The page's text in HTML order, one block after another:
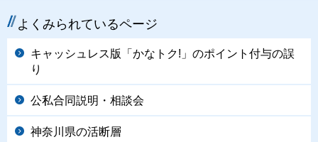
よくみられているページ
キャッシュレス版「かなトク!」のポイント付与の誤
り
公私合同説明・相談会
神奈川県の活断層